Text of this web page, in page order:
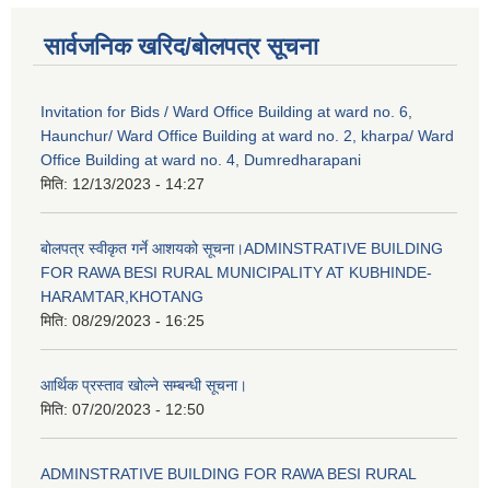
सार्वजनिक खरिद/बोलपत्र सूचना
Invitation for Bids / Ward Office Building at ward no. 6,
Haunchur/ Ward Office Building at ward no. 2, kharpa/ Ward
Office Building at ward no. 4, Dumredharapani
मिति: 12/13/2023 - 14:27
बोलपत्र स्वीकृत गर्ने आशयको सूचना।ADMINSTRATIVE BUILDING
FOR RAWA BESI RURAL MUNICIPALITY AT KUBHINDE-
HARAMTAR,KHOTANG
मिति: 08/29/2023 - 16:25
आर्थिक प्रस्ताव खोल्ने सम्बन्धी सूचना।
मिति: 07/20/2023 - 12:50
ADMINSTRATIVE BUILDING FOR RAWA BESI RURAL